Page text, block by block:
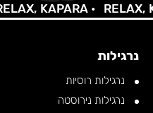
KAPARA • RELAX,
נרגילות
נרגילות רוסיות
נרגילות נירוסטה